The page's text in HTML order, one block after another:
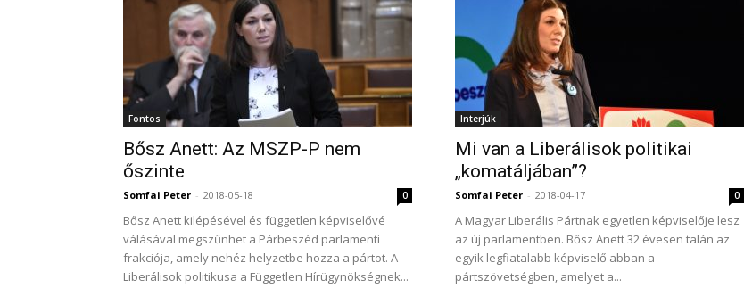
Fontos
Bősz Anett: Az MSZP-P nem
őszinte
Somfai Peter - 2018-05-18 0
Bősz Anett kilépésével és független képviselővé
válásával megszűnhet a Párbeszéd parlamenti
frakciója, amely nehéz helyzetbe hozza a pártot. A
Liberálisok politikusa a Független Hírügynökségnek...
Interjúk
Mi van a Liberálisok politikai
„komatáljában”?
Somfai Peter - 2018-04-17 0
A Magyar Liberális Pártnak egyetlen képviselője lesz
az új parlamentben. Bősz Anett 32 évesen talán az
egyik legfiatalabb képviselő abban a
pártszövetségben, amelyet a...